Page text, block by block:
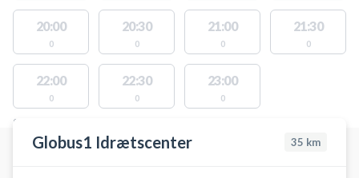
20:00
0
20:30
0
21:00
0
21:30
0
22:00
0
22:30
0
23:00
0
STEDER MED LEDIGE AKTIVITETER
Globus1 Idrætscenter 35 km